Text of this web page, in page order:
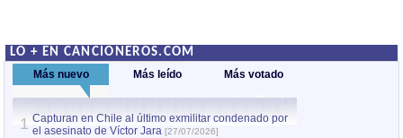
LO + EN CANCIONEROS.COM
Más nuevo Más leído Más votado
1 Capturan en Chile al último exmilitar condenado por
el asesinato de Víctor Jara [27/07/2026]